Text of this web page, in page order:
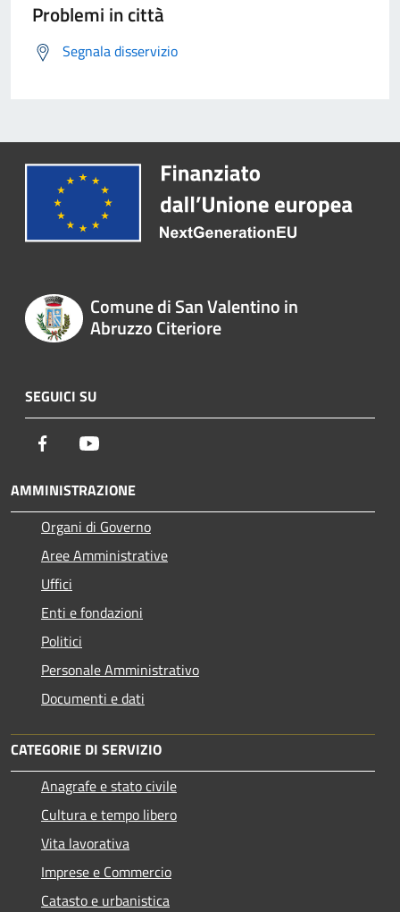
Problemi in città
Segnala disservizio
Comune di San Valentino in
Abruzzo Citeriore
SEGUICI SU
Facebook
AMMINISTRAZIONE
Organi di Governo
Aree Amministrative
Uffici
Enti e fondazioni
Politici
Personale Amministrativo
Documenti e dati
CATEGORIE DI SERVIZIO
Anagrafe e stato civile
Cultura e tempo libero
Vita lavorativa
Imprese e Commercio
Catasto e urbanistica